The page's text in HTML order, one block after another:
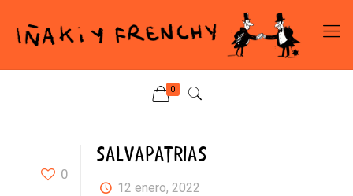
0
0
SALVAPATRIAS
12 enero, 2022